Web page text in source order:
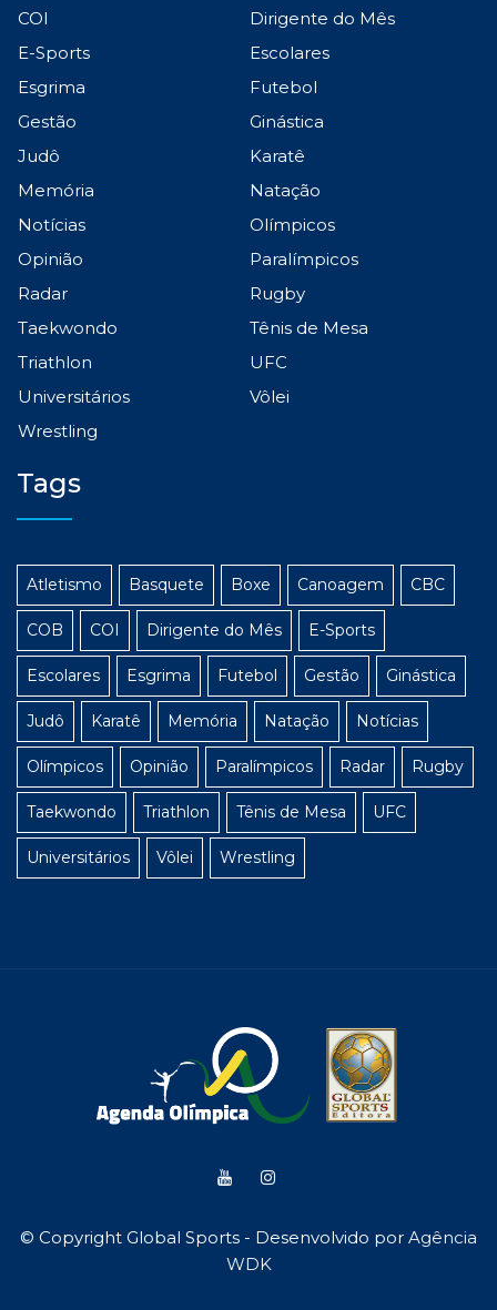
COI
Dirigente do Mês
E-Sports
Escolares
Esgrima
Futebol
Gestão
Ginástica
Judô
Karatê
Memória
Natação
Notícias
Olímpicos
Opinião
Paralímpicos
Radar
Rugby
Taekwondo
Tênis de Mesa
Triathlon
UFC
Universitários
Vôlei
Wrestling
Tags
Atletismo Basquete Boxe Canoagem CBC
COB COI Dirigente do Mês E-Sports
Escolares Esgrima Futebol Gestão Ginástica
Judô Karatê Memória Natação Notícias
Olímpicos Opinião Paralímpicos Radar Rugby
Taekwondo Triathlon Tênis de Mesa UFC
Universitários Vôlei Wrestling
© Copyright Global Sports - Desenvolvido por Agência
WDK